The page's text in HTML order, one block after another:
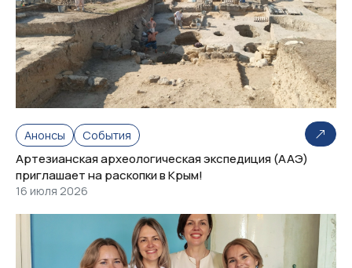
Анонсы События
Артезианская археологическая экспедиция (ААЭ)
приглашает на раскопки в Крым!
16 июля 2026